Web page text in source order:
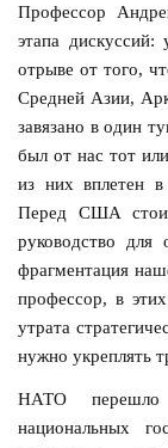
Профессор
этапа дискуссий:
отрыве от того,
Средней Азии,
завязано в один
был от нас тот
из них вплетен в
Перед США стоит
руководство
фрагментация
профессор, в
утрата
нужно укреплять
НАТО перешло
национальных